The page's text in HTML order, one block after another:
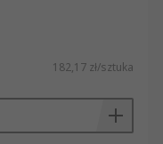
182,17 zł/sztuka